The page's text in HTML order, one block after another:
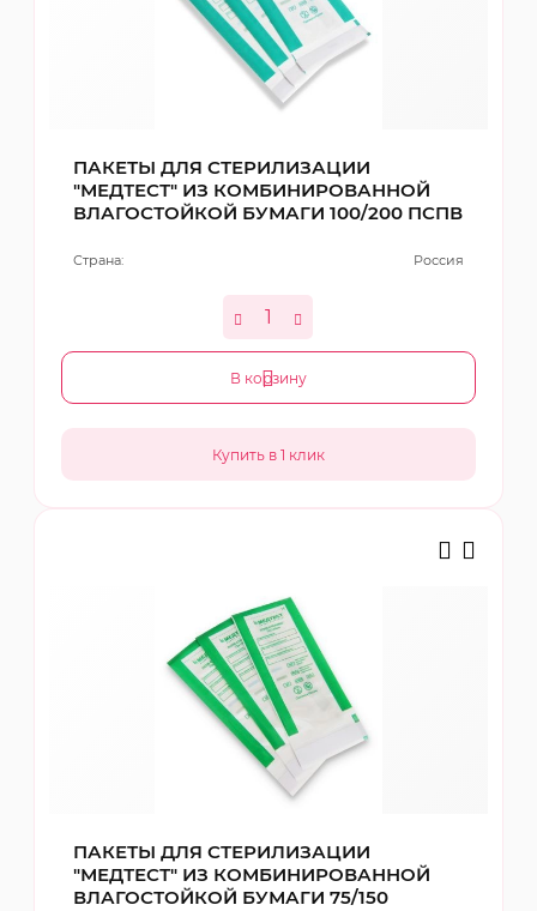
ПАКЕТЫ ДЛЯ СТЕРИЛИЗАЦИИ
"МЕДТЕСТ" ИЗ КОМБИНИРОВАННОЙ
ВЛАГОСТОЙКОЙ БУМАГИ 100/200 ПСПВ
Страна: Россия
В корзину
ПАКЕТЫ ДЛЯ СТЕРИЛИЗАЦИИ
"МЕДТЕСТ" ИЗ КОМБИНИРОВАННОЙ
ВЛАГОСТОЙКОЙ БУМАГИ 75/150